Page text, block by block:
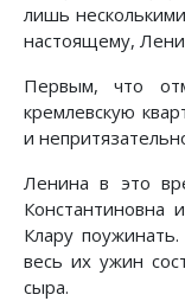
лишь
настоящему,
Первым, что
кремлевскую
и
Ленина в это
Константиновна
Клару
весь их ужин
сыра.